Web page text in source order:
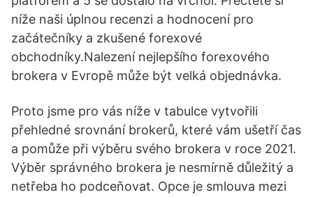
níže naši úplnou recenzi a hodnocení pro
začátečníky a zkušené forexové
obchodníky.Nalezení nejlepšího forexového
brokera v Evropě může být velká objednávka.
Proto jsme pro vás níže v tabulce vytvořili
přehledné srovnání brokerů, které vám ušetří čas
a pomůže při výběru svého brokera v roce 2021.
Výběr správného brokera je nesmírně důležitý a
netřeba ho podceňovat. Opce je smlouva mezi